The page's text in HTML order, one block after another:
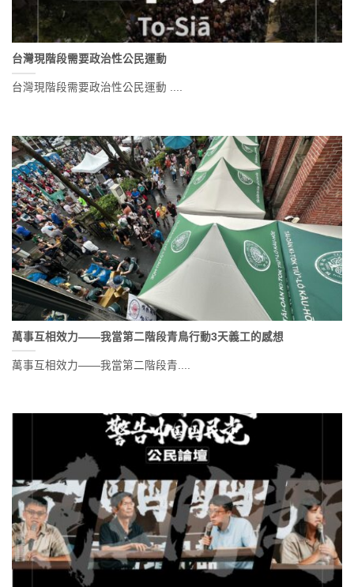
台灣現階段需要政治性公民運動
台灣現階段需要政治性公民運動 ....
萬事互相效力——我當第二階段青鳥行動3天義工的感想
萬事互相效力——我當第二階段青....